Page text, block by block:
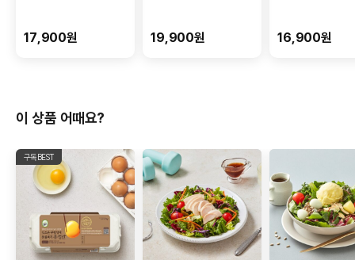
17,900원 19,900원 16,900원
이 상품 어때요?
구독BEST